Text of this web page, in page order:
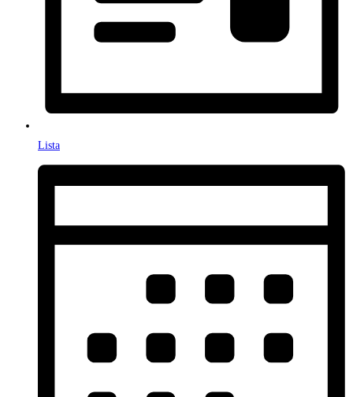
Lista